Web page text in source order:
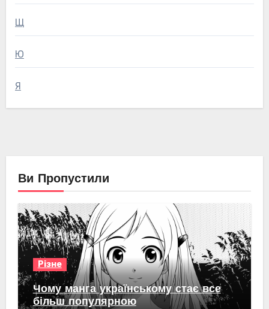
Щ
Ю
Я
Ви Пропустили
Різне
Чому манга українському стає все
більш популярною